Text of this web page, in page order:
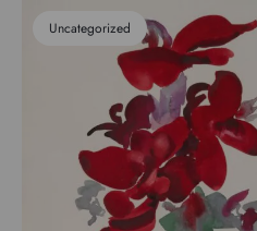
Uncategorized